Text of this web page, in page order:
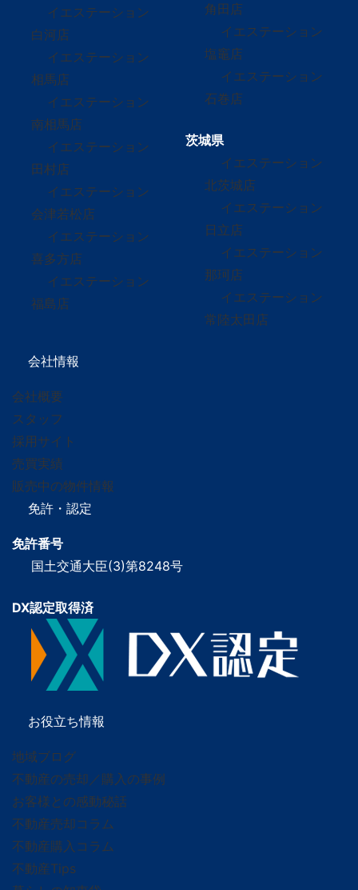
イエステーション
白河店
イエステーション
相馬店
イエステーション
南相馬店
イエステーション
田村店
イエステーション
会津若松店
イエステーション
喜多方店
イエステーション
福島店
角田店
イエステーション
塩竈店
イエステーション
石巻店
茨城県
イエステーション
北茨城店
イエステーション
日立店
イエステーション
那珂店
イエステーション
常陸太田店
会社情報
会社概要
スタッフ
採用サイト
売買実績
販売中の物件情報
免許・認定
免許番号
国土交通大臣(3)第8248号
DX認定取得済
お役立ち情報
地域ブログ
不動産の売却／購入の事例
お客様との感動秘話
不動産売却コラム
不動産購入コラム
不動産Tips